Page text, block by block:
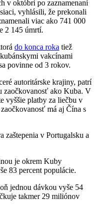
v októbri po zaznamenaní
vyhlásili, že prekonali
viac ako 741 000
2 145 úmrtí.
do konca roka tiež
vakcínami
povinne od 3 rokov.
autoritárske krajiny, patrí
zaočkovanosť ako Kuba. V
vyššie platby za liečbu v
má aj Čína s
zaštepenia v Portugalsku a
je okrem Kuby
83 percent populácie.
jednou dávkou vyše 54
takmer 29 miliónov